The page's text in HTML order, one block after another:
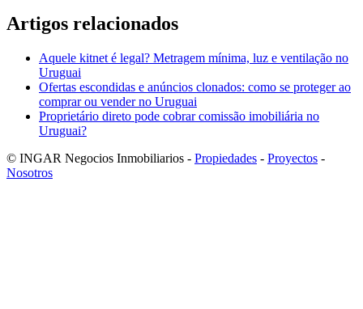
Artigos relacionados
Aquele kitnet é legal? Metragem mínima, luz e ventilação no
Uruguai
Ofertas escondidas e anúncios clonados: como se proteger ao
comprar ou vender no Uruguai
Proprietário direto pode cobrar comissão imobiliária no
Uruguai?
© INGAR Negocios Inmobiliarios - Propiedades - Proyectos -
Nosotros